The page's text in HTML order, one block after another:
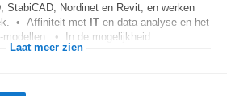
StabiCAD, Nordinet en Revit, en werken
• Affiniteit met IT en data-analyse en het
• In de mogelijkheid...
Laat meer zien